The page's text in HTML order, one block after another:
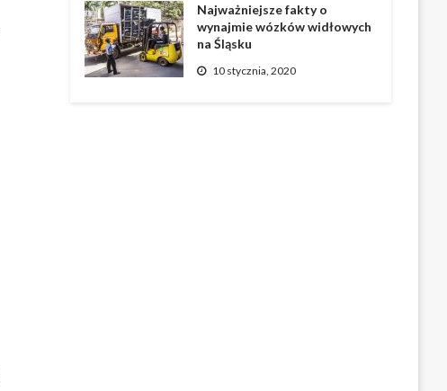
Najważniejsze fakty o
wynajmie wózków widłowych
na Śląsku
10 stycznia, 2020